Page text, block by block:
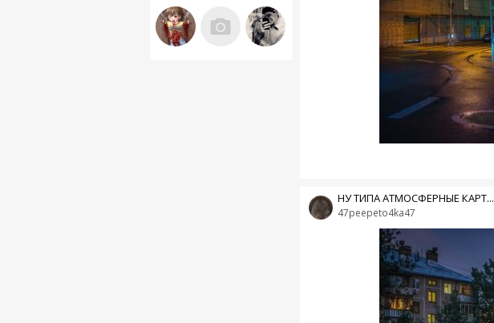
47peepeto4ka47
НУ ТИПА АТМОСФЕРНЫЕ КАРТ...